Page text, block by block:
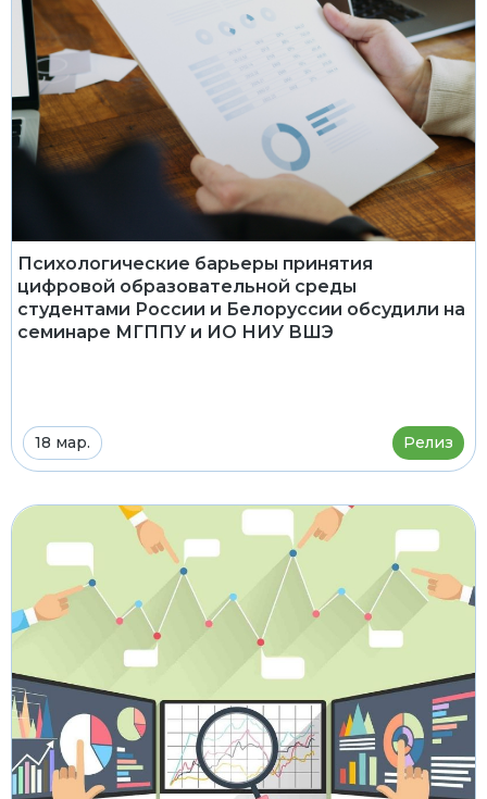
Психологические барьеры принятия
цифровой образовательной среды
студентами России и Белоруссии обсудили на
семинаре МГППУ и ИО НИУ ВШЭ
18 мар. Релиз